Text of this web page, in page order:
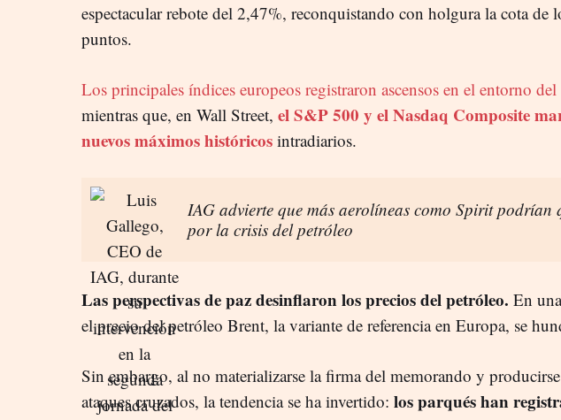
espectacular rebote del 2,47%, reconquistando con holgura la cota de
puntos.
Los principales índices europeos registraron ascensos en el entorno
mientras que, en Wall Street, el S&P 500 y el Nasdaq Composite
nuevos máximos históricos intradiarios.
IAG advierte que más aerolíneas como Spirit podrían
por la crisis del petróleo
Las perspectivas de paz desinflaron los precios del petróleo. En
el precio del petróleo Brent, la variante de referencia en Europa, se
Sin embargo, al no materializarse la firma del memorando y
ataques cruzados, la tendencia se ha invertido: los parqués han